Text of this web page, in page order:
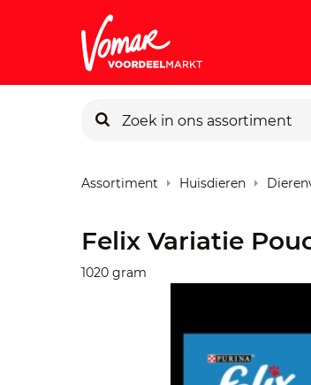
Assortiment Huisdieren
Felix Variatie
1020 gram